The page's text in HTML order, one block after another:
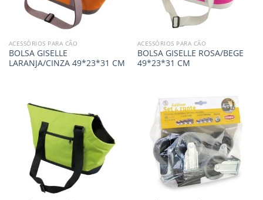
ACESSÓRIOS PARA CÃO
BOLSA GISELLE
LARANJA/CINZA 49*23*31 CM
ACESSÓRIOS PARA CÃO
BOLSA GISELLE ROSA/BEGE
49*23*31 CM